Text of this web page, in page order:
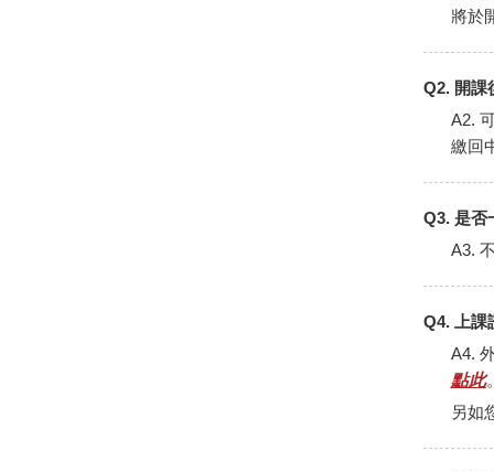
將於
Q2. 開課
A2.
繳回
Q3. 是否
A3.
Q4. 上課
A4.
點此
另如